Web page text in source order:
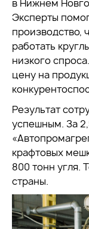
в Нижнем
Эксперты
производство,
работать
низкого
цену на
Результат
успешным. За
крафтовых
800 тонн угля.
страны.